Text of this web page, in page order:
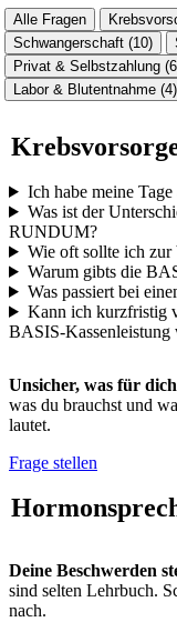
Alle Fragen
Schwangerschaft (10)
Privat & Selbstzahlung
Labor & Blutentnahme (4)
Ich habe meine
Was ist der
RUNDUM?
Wie oft sollte ich zur
Warum gibts die
Was passiert bei
Kann ich kurzfristig
BASIS-Kassenleistung
Unsicher, was für
was du brauchst und
lautet.
Frage stellen
Deine Beschwerden
sind selten Lehrbuch.
nach.